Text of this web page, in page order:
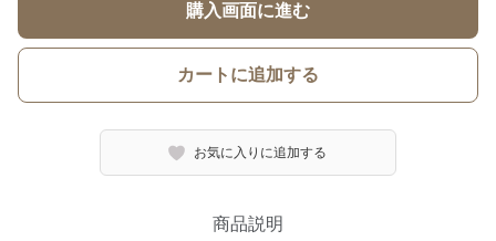
購入画面に進む
カートに追加する
お気に入りに追加する
商品説明